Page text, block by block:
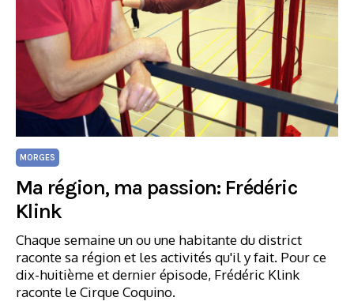
MORGES
Ma région, ma passion: Frédéric
Klink
Chaque semaine un ou une habitante du district
raconte sa région et les activités qu'il y fait. Pour ce
dix-huitième et dernier épisode, Frédéric Klink
raconte le Cirque Coquino.